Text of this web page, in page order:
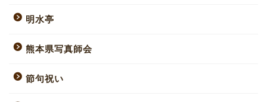
明水亭
熊本県写真師会
節句祝い